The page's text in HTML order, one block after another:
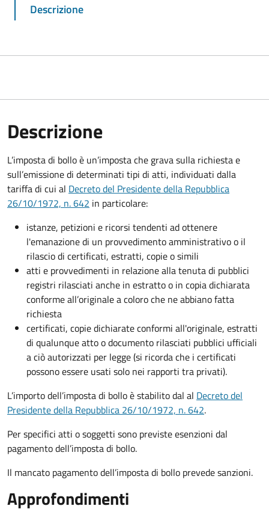
Descrizione
Descrizione
L’imposta di bollo è un’imposta che grava sulla richiesta e
sull’emissione di determinati tipi di atti, individuati dalla
tariffa di cui al Decreto del Presidente della Repubblica
26/10/1972, n. 642 in particolare:
istanze, petizioni e ricorsi tendenti ad ottenere
l'emanazione di un provvedimento amministrativo o il
rilascio di certificati, estratti, copie o simili
atti e provvedimenti in relazione alla tenuta di pubblici
registri rilasciati anche in estratto o in copia dichiarata
conforme all’originale a coloro che ne abbiano fatta
richiesta
certificati, copie dichiarate conformi all'originale, estratti
di qualunque atto o documento rilasciati pubblici ufficiali
a ciò autorizzati per legge (si ricorda che i certificati
possono essere usati solo nei rapporti tra privati).
L’importo dell’imposta di bollo è stabilito dal al Decreto del
Presidente della Repubblica 26/10/1972, n. 642.
Per specifici atti o soggetti sono previste esenzioni dal
pagamento dell’imposta di bollo.
Il mancato pagamento dell’imposta di bollo prevede sanzioni.
Approfondimenti